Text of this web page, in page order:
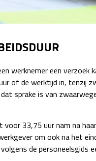
werknemer een
of de werktijd in, tenzij
sprake is van
33,75 uur nam na
om ook na het
de personeelsgids